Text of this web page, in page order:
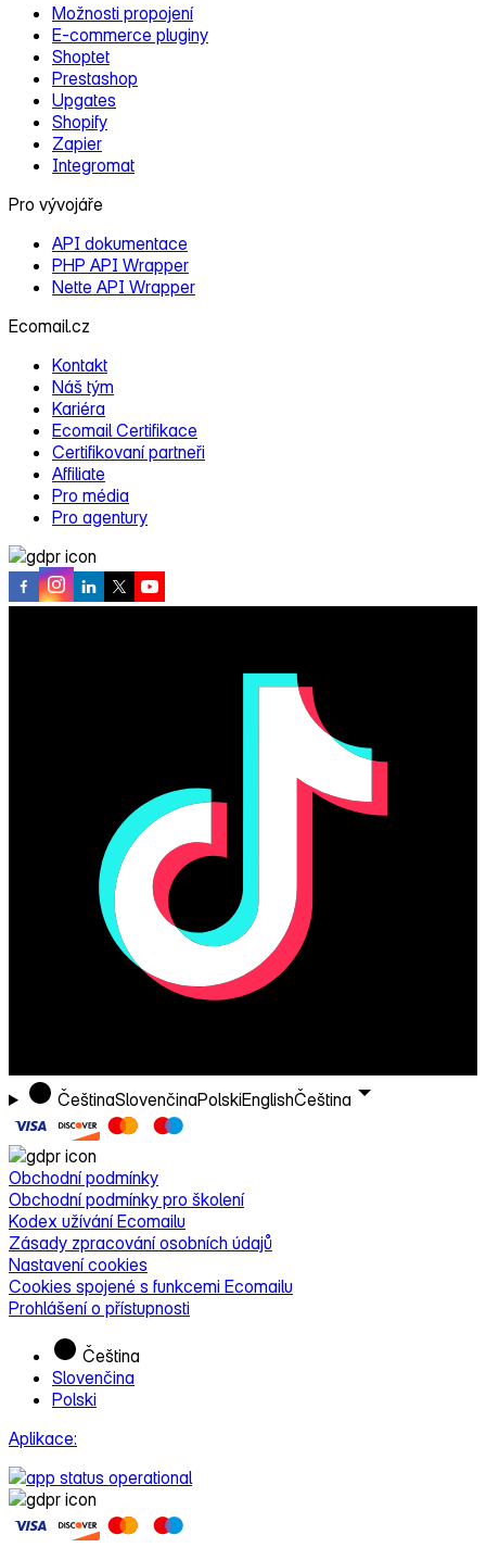
Možnosti propojení
E‑commerce pluginy
Shoptet
Prestashop
Upgates
Shopify
Zapier
Integromat
Pro vývojáře
API dokumentace
PHP API Wrapper
Nette API Wrapper
Ecomail.cz
Kontakt
Náš tým
Kariéra
Ecomail Certifikace
Certifikovaní partneři
Affiliate
Pro média
Pro agentury
ČeštinaSlovenčinaPolskiEnglishČeština
Obchodní podmínky
Obchodní podmínky pro školení
Kodex užívání Ecomailu
Zásady zpracování osobních údajů
Nastavení cookies
Cookies spojené s funkcemi Ecomailu
Prohlášení o přístupnosti
Čeština
Slovenčina
Polski
Aplikace: